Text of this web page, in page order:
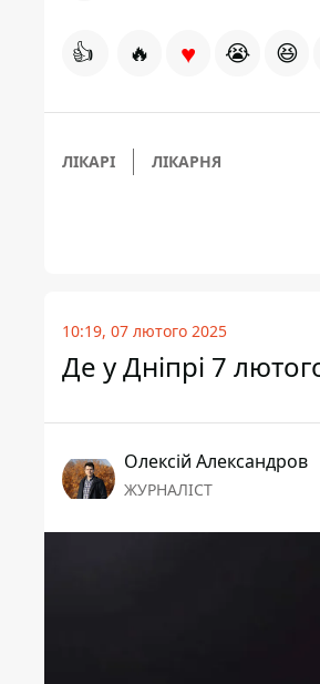
👍 🔥 ♥ 😭 😆
ЛІКАРІ ЛІКАРНЯ
10:19, 07 лютого 2025
Де у Дніпрі 7
Олексій Александров
ЖУРНАЛІСТ